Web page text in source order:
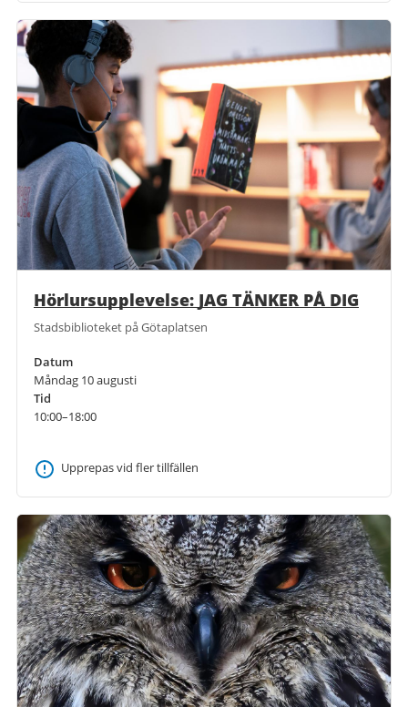
Hörlursupplevelse: JAG TÄNKER PÅ DIG
Stadsbiblioteket på Götaplatsen
Datum
Måndag 10 augusti
Tid
10:00–18:00
Upprepas vid fler tillfällen